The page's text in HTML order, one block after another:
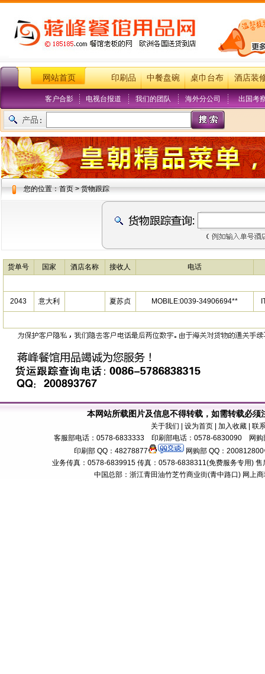
网站首页 印刷品 中餐盘碗 桌巾台布 酒店装
客户合影 电视台报道 我们的团队 海外分公司 出国考
您的位置：首页 > 货物跟踪
货单号 国家 酒店名称 接收人 电话
2043 意大利 夏苏贞 MOBILE:0039-34906694**
本网站所载图片及信息不得转载，如需转载必
关于我们
| 设为首页 | 加入收藏 |
客服部电话：0578-6833333 印刷部电话：0578-6830090 网
印刷部 QQ：48278877
网购部 QQ：200812800
业务传真：0578-6839915 传真：0578-6838311(免费服务专用)
中国总部：浙江青田油竹芝竹商业街(青中路口) 网上